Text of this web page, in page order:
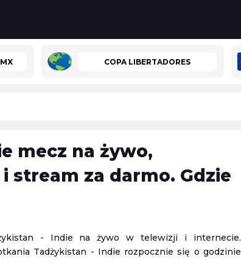
COPA LIBERTADORES
3. Liga Polska
Challenger Lexington
mecz na żywo,
stream za darmo. Gdzie
- Indie na żywo w telewizji i internecie.
Tadżykistan - Indie rozpocznie się o godzinie